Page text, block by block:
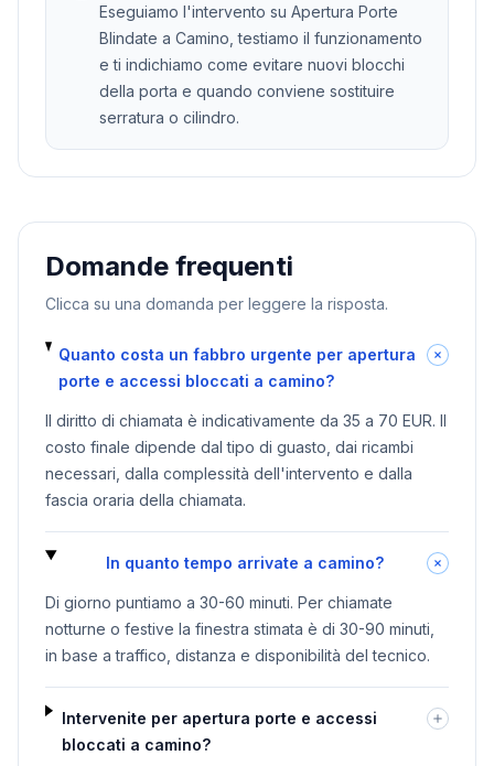
Eseguiamo l'intervento su Apertura Porte
Blindate a Camino, testiamo il funzionamento
e ti indichiamo come evitare nuovi blocchi
della porta e quando conviene sostituire
serratura o cilindro.
Domande frequenti
Clicca su una domanda per leggere la risposta.
Quanto costa un fabbro urgente per apertura
porte e accessi bloccati a camino?
Il diritto di chiamata è indicativamente da 35 a 70 EUR. Il
costo finale dipende dal tipo di guasto, dai ricambi
necessari, dalla complessità dell'intervento e dalla
fascia oraria della chiamata.
In quanto tempo arrivate a camino?
Di giorno puntiamo a 30-60 minuti. Per chiamate
notturne o festive la finestra stimata è di 30-90 minuti,
in base a traffico, distanza e disponibilità del tecnico.
Intervenite per apertura porte e accessi
bloccati a camino?